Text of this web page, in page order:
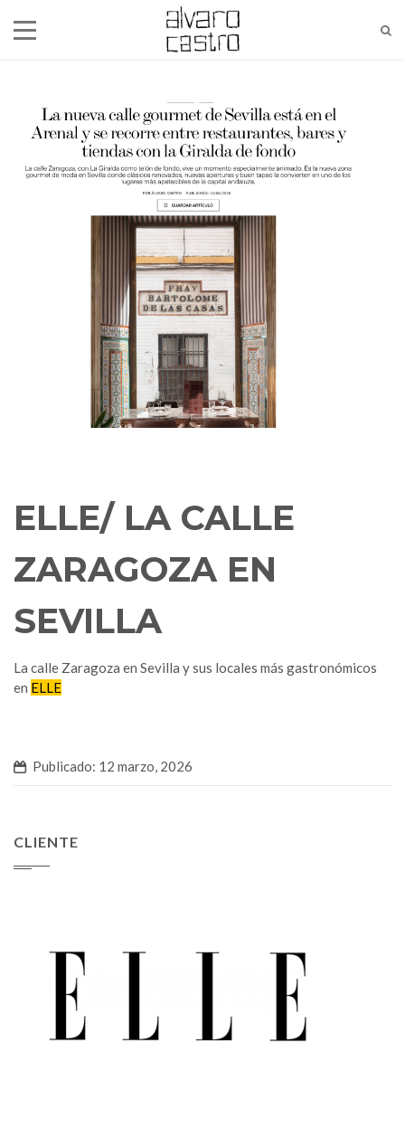
alvaro@alvarocastro.com
ELLE/ LA CALLE
ZARAGOZA EN
SEVILLA
La calle Zaragoza en Sevilla y sus locales más gastronómicos
en ELLE
Publicado: 12 marzo, 2026
CLIENTE